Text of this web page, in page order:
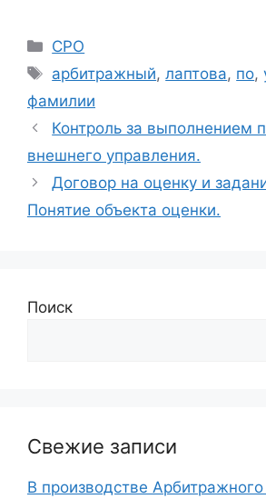
Рубрики
СРО
Метки
арбитражный,лаптова, по,
фамилии
Контроль за выполнением
внешнего управления.
Договор на оценку и
Понятие объекта оценки.
Поиск
Свежие записи
В производстве